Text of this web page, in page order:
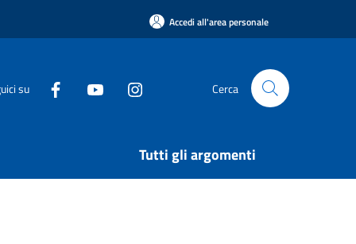
Accedi all'area personale
su Cerca
Tutti gli argomenti